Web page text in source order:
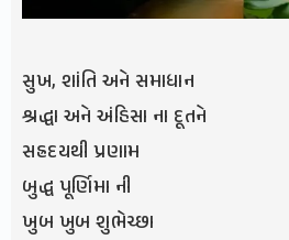
સુખ, શાંતિ અને સમાધાન
શ્રદ્ધા અને અંહિસા ના દૂતને
સહ્રદયથી પ્રણામ
બુદ્ધ પૂર્ણિમા ની
ખુબ ખુબ શુભેચ્છા